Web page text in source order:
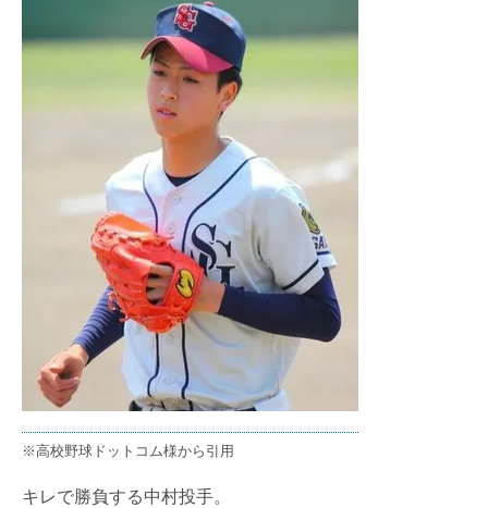
※高校野球ドットコム様から引用
キレで勝負する中村投手。